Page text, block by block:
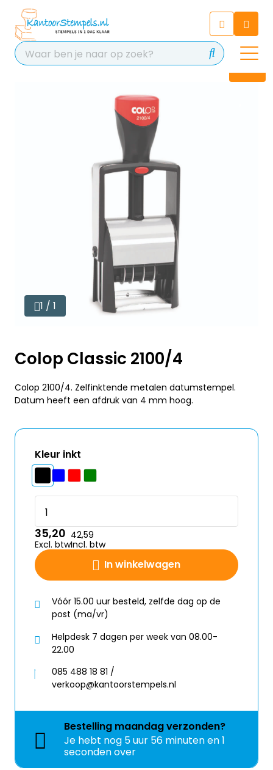
Chat 24/7 met onze chatbot
voor hulp
Contact
1 / 1
Colop Classic 2100/4
Colop 2100/4. Zelfinktende metalen datumstempel.
Datum heeft een afdruk van 4 mm hoog.
Kleur inkt
In winkelwagen
35,20
Excl. btw
42,59
Incl. btw
Vóór 15.00 uur besteld, zelfde dag op de
post (ma/vr)
Helpdesk 7 dagen per week van 08.00-
22.00
085 488 18 81 /
verkoop@kantoorstempels.nl
Bestelling maandagverzonden?
Je hebt nog 5 uur 56 minuten en 1
seconden over